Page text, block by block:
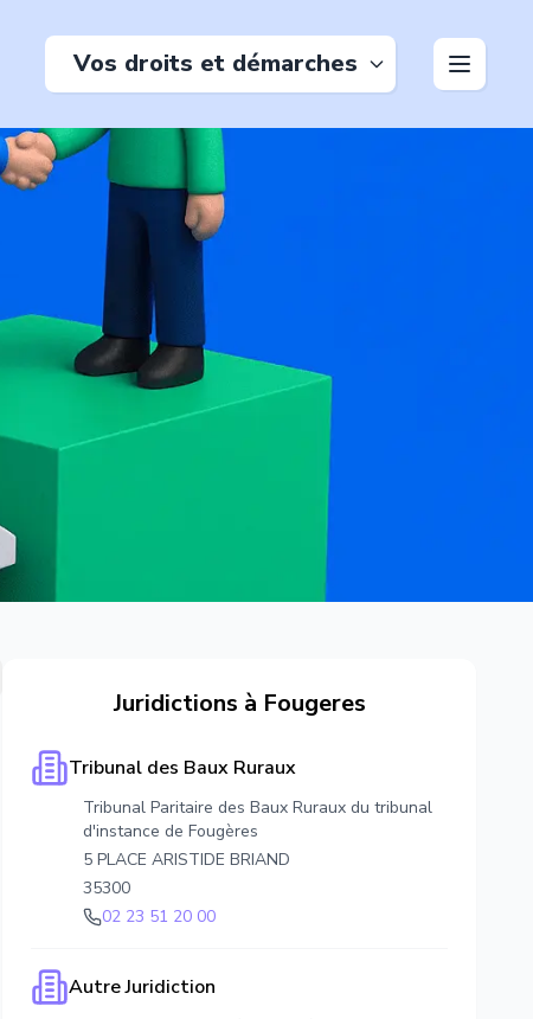
Vos droits et démarches
Juridictions à Fougeres
Tribunal des Baux Ruraux
Tribunal Paritaire des Baux Ruraux du tribunal
d'instance de Fougères
5 PLACE ARISTIDE BRIAND
35300
02 23 51 20 00
Autre Juridiction